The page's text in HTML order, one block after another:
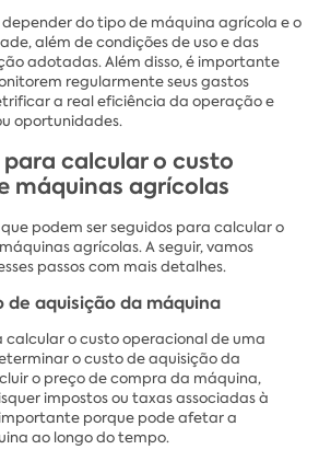
do tipo de máquina agrícola e o
além de condições de uso e das
adotadas. Além disso, é importante
regularmente seus gastos
a real eficiência da operação e
oportunidades.
para calcular o custo
máquinas agrícolas
podem ser seguidos para calcular o
agrícolas. A seguir, vamos
passos com mais detalhes.
de aquisição da máquina
calcular o custo operacional de uma
o custo de aquisição da
o preço de compra da máquina,
impostos ou taxas associadas à
porque pode afetar a
ao longo do tempo.